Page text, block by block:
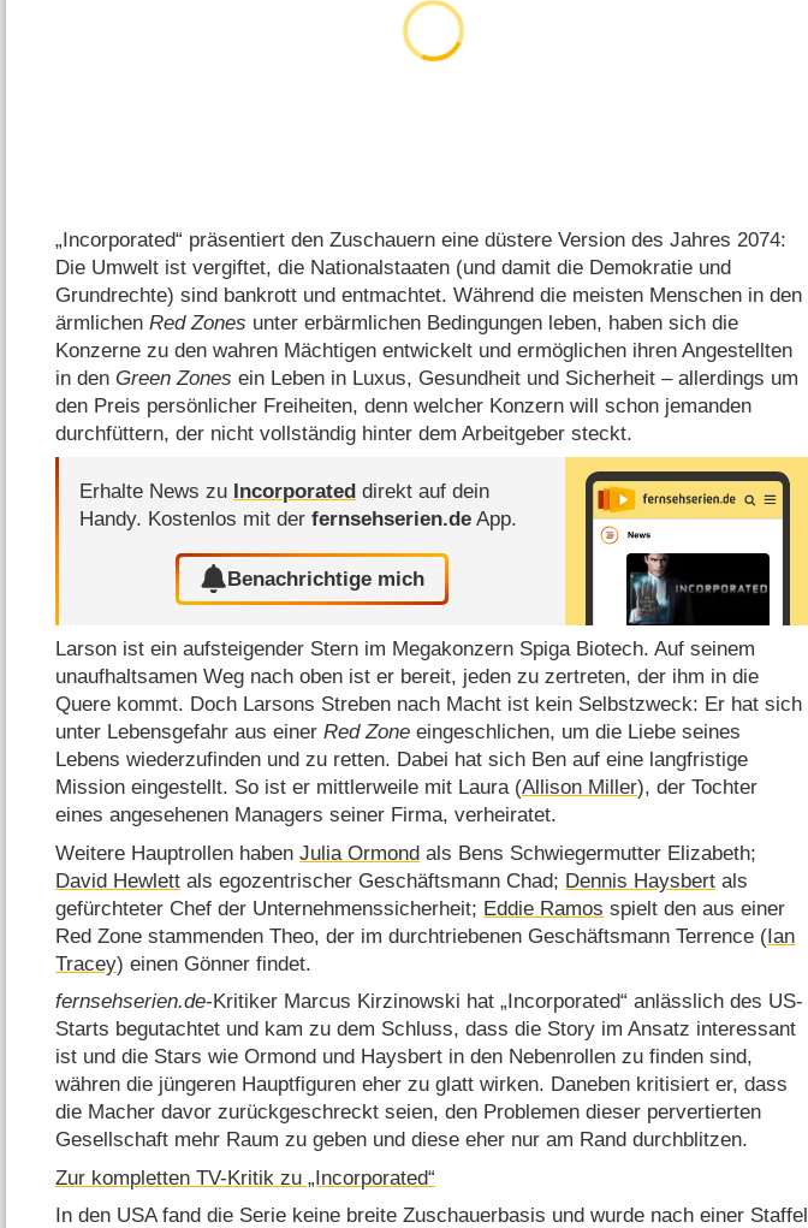
„Incorporated“ präsentiert den Zuschauern eine düstere Version des Jahres 2074:
Die Umwelt ist vergiftet, die Nationalstaaten (und damit die Demokratie und
Grundrechte) sind bankrott und entmachtet. Während die meisten Menschen in den
ärmlichenRed Zones unter erbärmlichen Bedingungen leben, haben sich die
Konzerne zu den wahren Mächtigen entwickelt und ermöglichen ihren Angestellten
in denGreen Zones ein Leben in Luxus, Gesundheit und Sicherheit – allerdings um
den Preis persönlicher Freiheiten, denn welcher Konzern will schon jemanden
durchfüttern, der nicht vollständig hinter dem Arbeitgeber steckt.
Erhalte News zu Incorporated direkt auf dein
Handy. Kostenlos mit derfernsehserien.de App.
Benachrichtige mich
Larson ist ein aufsteigender Stern im Megakonzern Spiga Biotech. Auf seinem
unaufhaltsamen Weg nach oben ist er bereit, jeden zu zertreten, der ihm in die
Quere kommt. Doch Larsons Streben nach Macht ist kein Selbstzweck: Er hat sich
unter Lebensgefahr aus einerRed Zone eingeschlichen, um die Liebe seines
Lebens wiederzufinden und zu retten. Dabei hat sich Ben auf eine langfristige
Mission eingestellt. So ist er mittlerweile mit Laura (Allison Miller), der Tochter
eines angesehenen Managers seiner Firma, verheiratet.
Weitere Hauptrollen habenJulia Ormond als Bens Schwiegermutter Elizabeth;
David Hewlett als egozentrischer Geschäftsmann Chad; Dennis Haysbert als
gefürchteter Chef der Unternehmenssicherheit; Eddie Ramos spielt den aus einer
Red Zone stammenden Theo, der im durchtriebenen Geschäftsmann Terrence (Ian
Tracey) einen Gönner findet.
fernsehserien.de-Kritiker Marcus Kirzinowski hat „Incorporated“ anlässlich des US-
Starts begutachtet und kam zu dem Schluss, dass die Story im Ansatz interessant
ist und die Stars wie Ormond und Haysbert in den Nebenrollen zu finden sind,
währen die jüngeren Hauptfiguren eher zu glatt wirken. Daneben kritisiert er, dass
die Macher davor zurückgeschreckt seien, den Problemen dieser pervertierten
Gesellschaft mehr Raum zu geben und diese eher nur am Rand durchblitzen.
Zur kompletten TV-Kritik zu „Incorporated“
In den USA fand die Serie keine breite Zuschauerbasis und wurde nach einer Staffel